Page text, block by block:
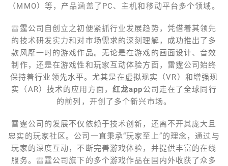
（MMO）等，产品涵盖了PC、主机和移动平台多个领域。
雷霆公司自创立之初便紧抓行业发展趋势，凭借着其领先
的技术研发实力和对市场需求的深刻理解，成功推出了多
款风靡一时的游戏作品。无论是在游戏的画面设计、音效
制作，还是在游戏性和玩家互动体验方面，雷霆公司始终
保持着行业领先水平。尤其是在虚拟现实（VR）和增强现
实（AR）技术的应用方面， 红龙app公司走在了全球同行
的前列，开创了多个新兴市场。
雷霆公司的发展不仅依赖于技术创新，还离不开其庞大且
忠实的玩家社区。公司一直秉承“玩家至上”的理念，通过与
玩家的深度互动，不断完善游戏体验，并提供丰富的在线
服务。雷霆公司旗下的多个游戏作品在国内外收获了众多